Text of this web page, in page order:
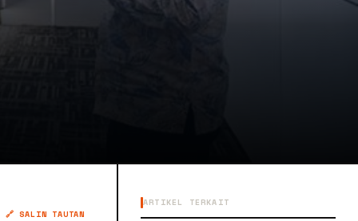
🔗 SALIN TAUTAN
ARTIKEL TERKAIT